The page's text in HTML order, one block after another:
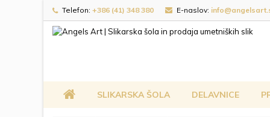
Telefon: +386 (41) 348 380 E-naslov:
SLIKARSKA ŠOLA DELAVNICE